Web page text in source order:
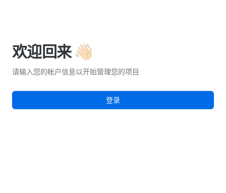
欢迎回来 👋🏻
请输入您的帐户信息以开始管理您的项目
登录